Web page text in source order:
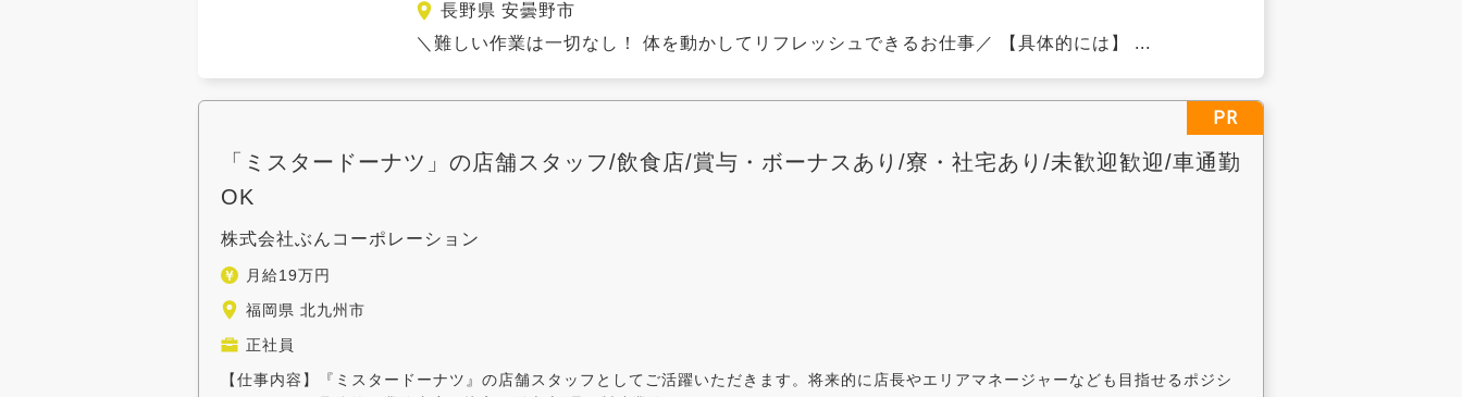
長野県 安曇野市
＼難しい作業は一切なし！ 体を動かしてリフレッシュできるお仕事／ 【具体的には】 ...
PR
「ミスタードーナツ」の店舗スタッフ/飲食店/賞与・ボーナスあり/寮・社宅あり/未歓迎歓迎/車通勤
OK
株式会社ぶんコーポレーション
月給19万円
福岡県 北九州市
正社員
【仕事内容】『ミスタードーナツ』の店舗スタッフとしてご活躍いただきます。将来的に店長やエリアマネージャーなども目指せるポジシ